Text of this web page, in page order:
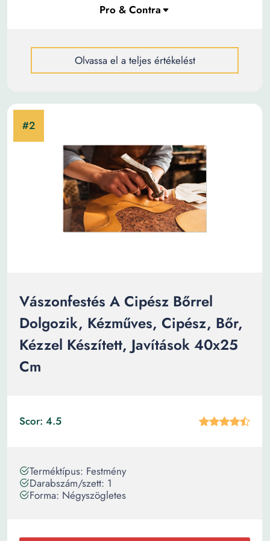
Olvassa el a teljes értékelést
Vászonfestés A Cipész Bőrrel
Dolgozik, Kézműves, Cipész, Bőr,
Kézzel Készített, Javítások 40x25
Cm
Scor: 4.5
Terméktípus: Festmény
Darabszám/szett: 1
Forma: Négyszögletes